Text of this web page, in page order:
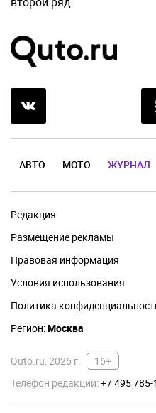
АВТО МОТО ЖУРНАЛ
Редакция
Размещение рекламы
Правовая информация
Условия использования
Политика
Регион:Москва
Quto.ru, 2026 г.
16+
Телефон редакции:+7 495 785-